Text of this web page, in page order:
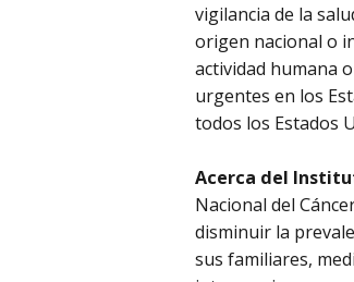
vigilancia de la
origen nacional o
actividad humana
urgentes en los
todos los Estados
Acerca del
Nacional del
disminuir la
sus familiares,